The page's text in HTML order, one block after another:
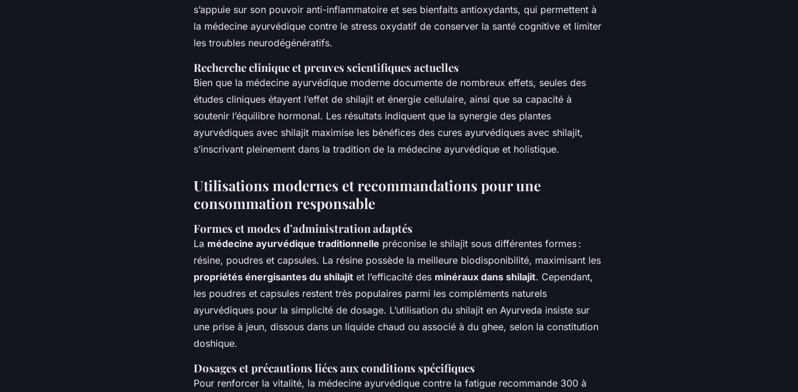
s’appuie sur son pouvoir anti-inflammatoire et ses bienfaits antioxydants, qui permettent à
la médecine ayurvédique contre le stress oxydatif de conserver la santé cognitive et limiter
les troubles neurodégénératifs.
Recherche clinique et preuves scientifiques actuelles
Bien que la médecine ayurvédique moderne documente de nombreux effets, seules des
études cliniques étayent l’effet de shilajit et énergie cellulaire, ainsi que sa capacité à
soutenir l’équilibre hormonal. Les résultats indiquent que la synergie des plantes
ayurvédiques avec shilajit maximise les bénéfices des cures ayurvédiques avec shilajit,
s’inscrivant pleinement dans la tradition de la médecine ayurvédique et holistique.
Utilisations modernes et recommandations pour une
consommation responsable
Formes et modes d’administration adaptés
La médecine ayurvédique traditionnelle préconise le shilajit sous différentes formes :
résine, poudres et capsules. La résine possède la meilleure biodisponibilité, maximisant les
propriétés énergisantes du shilajit et l’efficacité des minéraux dans shilajit. Cependant,
les poudres et capsules restent très populaires parmi les compléments naturels
ayurvédiques pour la simplicité de dosage. L’utilisation du shilajit en Ayurveda insiste sur
une prise à jeun, dissous dans un liquide chaud ou associé à du ghee, selon la constitution
doshique.
Dosages et précautions liées aux conditions spécifiques
Pour renforcer la vitalité, la médecine ayurvédique contre la fatigue recommande 300 à